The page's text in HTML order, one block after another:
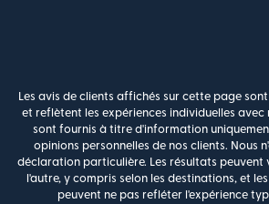
Les avis de clients affichés sur cette page
et reflètent les expériences individuelles avec
sont fournis à titre d'information
opinions personnelles de nos clients. Nous
déclaration particulière. Les résultats peuvent
l'autre, y compris selon les destinations, et
peuvent ne pas refléter l'expérience